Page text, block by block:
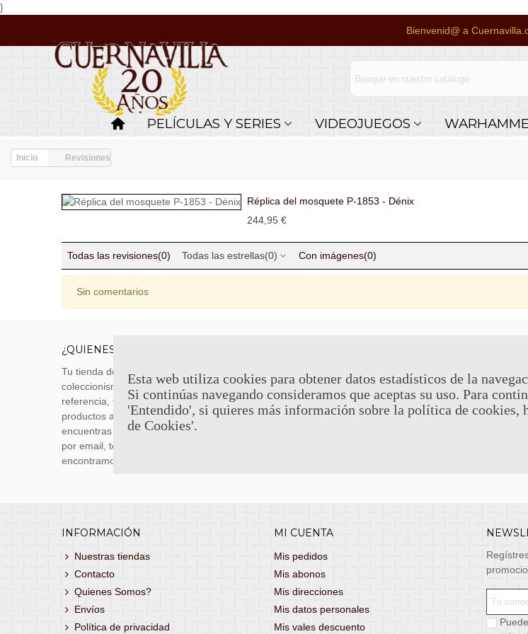
}
Bienvenid@ a
PELÍCULAS Y SERIES VIDEOJUEGOS
Inicio Revisiones
Réplica del mosquete P-1853 - Dénix
244,95 €
Todas las revisiones(0) Todas las estrellas(0) Con imágenes(0)
Sin comentarios
¿QUIENES SOMOS?
Tu tienda de merchandising, artículos de
coleccionismo y réplicas históricas de
referencia, tenemos una gran variedad de
productos a los mejores precios. Si no
encuentras lo que buscas, danos un toque
por email, teléfono o Whatsapp y te lo
encontramos!
Envíos muy económicos en 24h a través de diversos
transportistas, entrega de lunes a viernes no festivos, si
realizas el pedido antes de las 14:00h te llegará al día
siguiente laborable!
INFORMACIÓN
Nuestras tiendas
Contacto
Quienes Somos?
Envíos
Política de privacidad
MI CUENTA
Mis pedidos
Mis abonos
Mis direcciones
Mis datos personales
Mis vales descuento
Esta web utiliza cookies para obtener datos estadísticos de la
Si continúas navegando consideramos que aceptas su uso. Para
'Entendido', si quieres más información sobre la política de cookies,
de Cookies'.